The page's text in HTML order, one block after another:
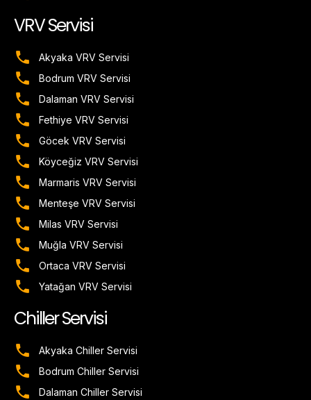
VRV Servisi
Akyaka VRV Servisi
Bodrum VRV Servisi
Dalaman VRV Servisi
Fethiye VRV Servisi
Göcek VRV Servisi
Köyceğiz VRV Servisi
Marmaris VRV Servisi
Menteşe VRV Servisi
Milas VRV Servisi
Muğla VRV Servisi
Ortaca VRV Servisi
Yatağan VRV Servisi
Chiller Servisi
Akyaka Chiller Servisi
Bodrum Chiller Servisi
Dalaman Chiller Servisi